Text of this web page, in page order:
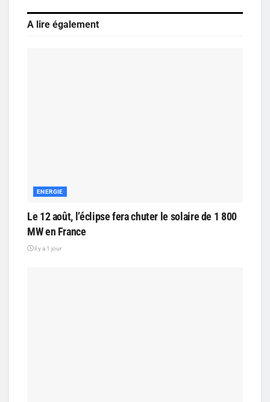
A lire également
ENERGIE
Le 12 août, l’éclipse fera chuter le solaire de 1 800
MW en France
il y a 1 jour